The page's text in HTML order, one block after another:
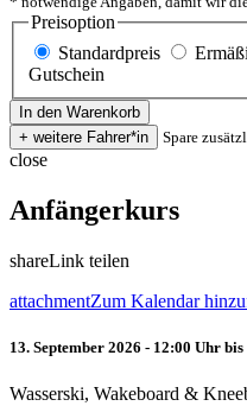
Preisoption
Standardpreis
Gutschein
Spare
close
Anfängerkurs
shareLink teilen
attachmentZum Kalendar
13. September 2026 - 12:00 Uhr
Wasserski, Wakeboard &